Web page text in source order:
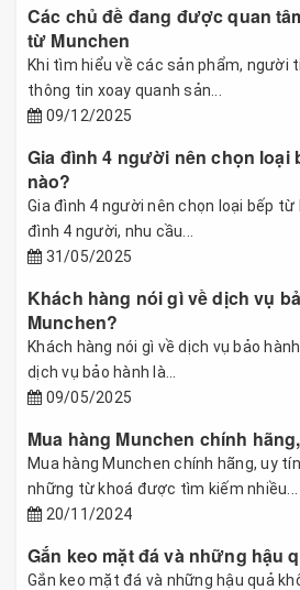
Các chủ đề đang được quan
từ Munchen
Khi tìm hiểu về các sản phẩm, người
thông tin xoay quanh sản...
09/12/2025
Gia đình 4 người nên chọn loại
nào?
Gia đình 4 người nên chọn loại bếp từ
đình 4 người, nhu cầu...
31/05/2025
Khách hàng nói gì về dịch vụ
Munchen?
Khách hàng nói gì về dịch vụ bảo
dịch vụ bảo hành là...
09/05/2025
Mua hàng Munchen chính
Mua hàng Munchen chính hãng, uy
những từ khoá được tìm kiếm nhiều...
20/11/2024
Gắn keo mặt đá và những hậu
Gắn keo mặt đá và những hậu quả